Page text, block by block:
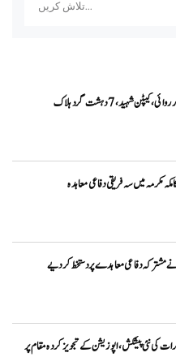
شہید، 7 دہشت گرد ہلاک
مکرمہ میں سہ فریقی دفاعی معاہدہ
مشترکہ دفاعی معاہدے پر دستخط کر دیے
کی نئی پیشکش، اپوزیشن کے تجویز کردہ مقام پر